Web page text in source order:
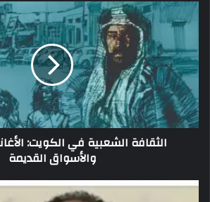
الثقافة الشعبية في الكويت:
والأسواق القديمة